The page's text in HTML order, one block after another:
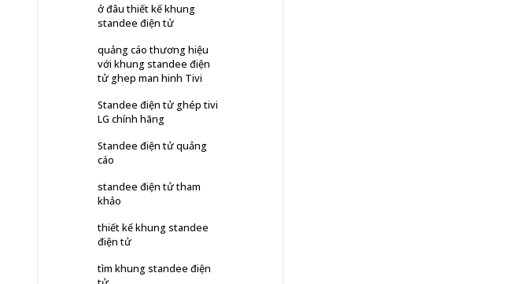
ở đâu thiết kế khung
standee điện tử
quảng cáo thương hiệu
với khung standee điện
tử ghep man hinh Tivi
Standee điện tử ghép tivi
LG chính hãng
Standee điện tử quảng
cáo
standee điện tử tham
khảo
thiết kế khung standee
điện tử
tìm khung standee điện